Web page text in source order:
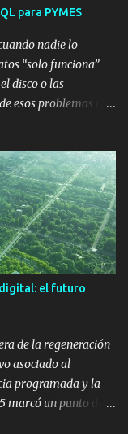
para PYMES
nadie lo
“solo funciona”
disco o las
esos problemas no
PYME: recursos
esencial de
✔️ Autovacuum
tablas con
obsoletos
manual en tablas
que no se limpia,
✔️ Índices
que ya no se
el futuro
de la regeneración
asociado al
programada y la
un punto de